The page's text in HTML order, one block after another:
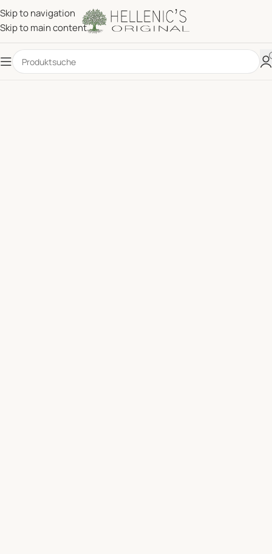
Skip to navigation
Skip to main content